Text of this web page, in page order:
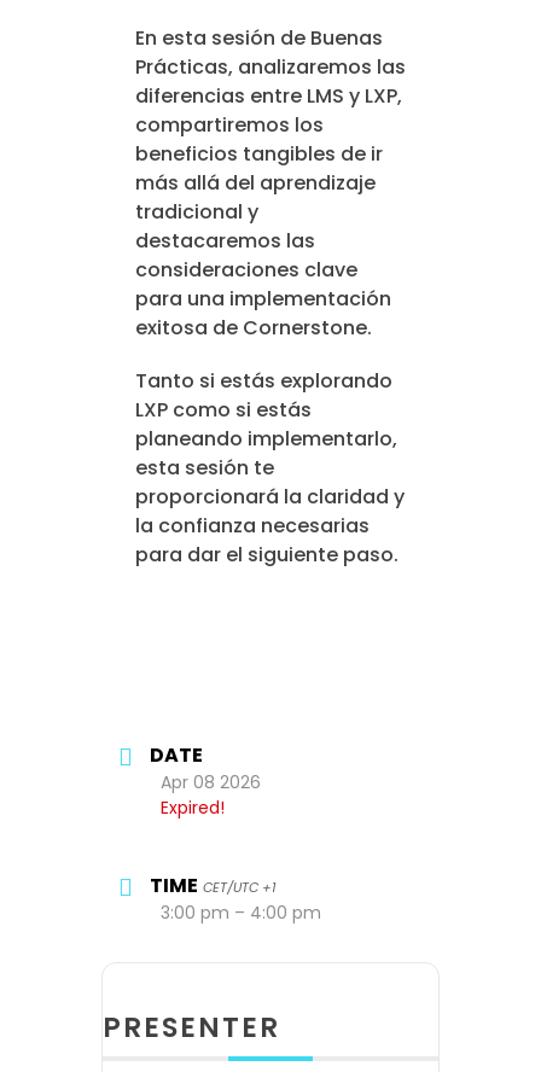
En esta sesión de Buenas
Prácticas, analizaremos las
diferencias entre LMS y LXP,
compartiremos los
beneficios tangibles de ir
más allá del aprendizaje
tradicional y
destacaremos las
consideraciones clave
para una implementación
exitosa de Cornerstone.
Tanto si estás explorando
LXP como si estás
planeando implementarlo,
esta sesión te
proporcionará la claridad y
la confianza necesarias
para dar el siguiente paso.
DATE
Apr 08 2026
Expired!
TIME CET/UTC +1
3:00 pm – 4:00 pm
PRESENTER